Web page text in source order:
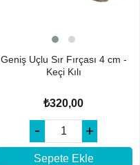
Geniş Uçlu Sır Fırçası 4 cm -
Keçi Kılı
₺320,00
Sepete Ekle